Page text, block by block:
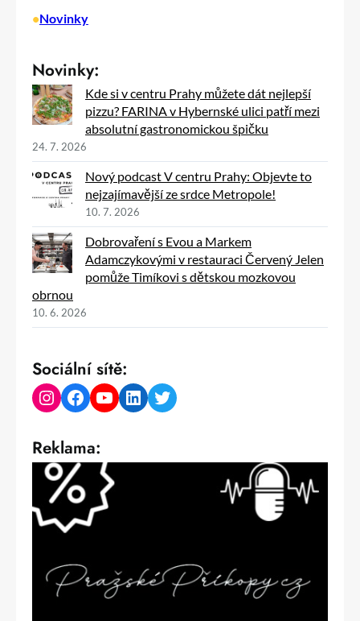
•Novinky
Novinky:
Kde si v centru Prahy můžete dát nejlepší
pizzu? FARINA v Hybernské ulici patří mezi
absolutní gastronomickou špičku
24. 7. 2026
Nový podcast V centru Prahy: Objevte to
nejzajímavější ze srdce Metropole!
10. 7. 2026
Dobrovaření s Evou a Markem
Adamczykovými v restauraci Červený Jelen
pomůže Timíkovi s dětskou mozkovou
obrnou
10. 6. 2026
Sociální sítě:
Instagram Facebook YouTube LinkedIn Twitter
Reklama: